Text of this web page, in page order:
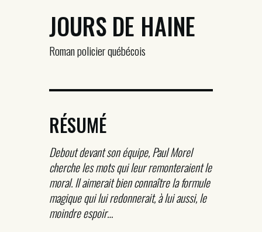
JOURS DE HAINE
Roman policier québécois
RÉSUMÉ
Debout devant son équipe, Paul Morel
cherche les mots qui leur remonteraient le
moral. Il aimerait bien connaître la formule
magique qui lui redonnerait, à lui aussi, le
moindre espoir…